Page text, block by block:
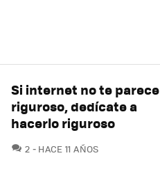
Si internet no te parece
riguroso, dedícate a
hacerlo riguroso
2 COMENTARIOS
HACE 11 AÑOS